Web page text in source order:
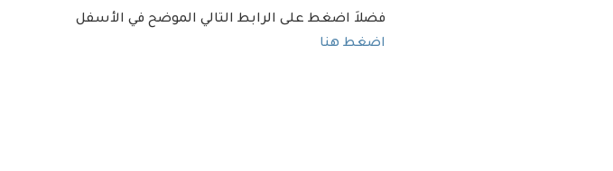
فضلاَ اضغط على الرابط التالي الموضح في الأسفل
اضغط هنا